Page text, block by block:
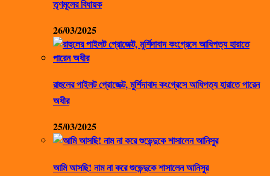
তৃণমূলের বিধায়ক
26/03/2025
রাহুলের পাইলট প্রোজেক্ট, মুর্শিদাবাদ কংগ্রেসে আধিপত্য হারাতে পারেন
অধীর
25/03/2025
আমি আসছি! নাম না করে শুভেন্দুকে শাসালেন আনিসুর